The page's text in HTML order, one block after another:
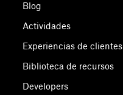
Blog
Actividades
Experiencias de clientes
Biblioteca de recursos
Developers